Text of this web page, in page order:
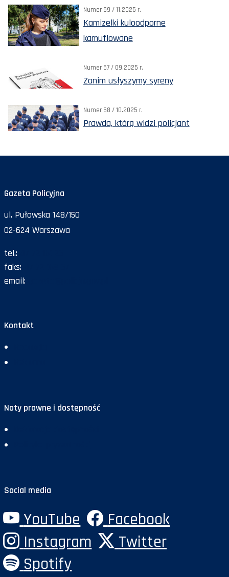
Numer 59 / 11.2025 r.
Kamizelki kuloodporne
kamuflowane
Numer 57 / 09.2025 r.
Zanim usłyszymy syreny
Numer 58 / 10.2025 r.
Prawda, którą widzi policjant
Gazeta Policyjna
ul. Puławska 148/150
02-624 Warszawa
tel.:
faks:
email:
Kontakt
Noty prawne i dostępność
Social media
YouTube
Facebook
Instagram
Twitter
Spotify